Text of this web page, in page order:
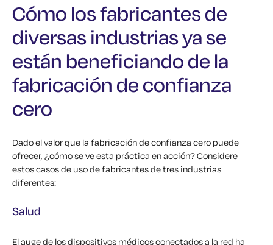
Cómo los fabricantes de
diversas industrias ya se
están beneficiando de la
fabricación de confianza
cero
Dado el valor que la fabricación de confianza cero puede
ofrecer, ¿cómo se ve esta práctica en acción? Considere
estos casos de uso de fabricantes de tres industrias
diferentes:
Salud
El auge de los dispositivos médicos conectados a la red ha